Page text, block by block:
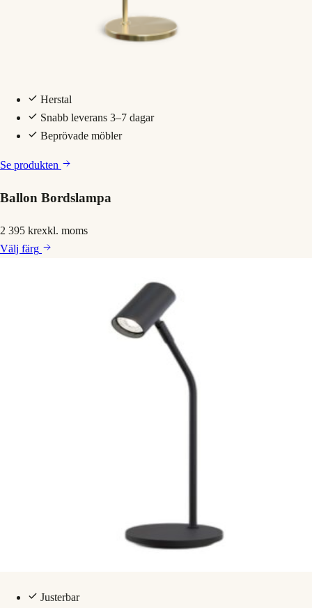
Herstal
Snabb leverans 3–7 dagar
Beprövade möbler
Se produkten
Ballon Bordslampa
2 395 krexkl. moms
Välj färg
Justerbar